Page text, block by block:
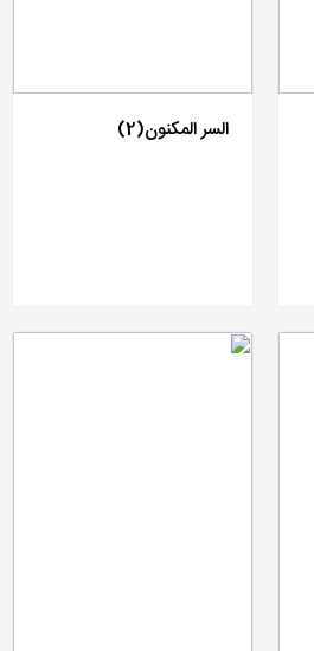
السر المکنون(2)